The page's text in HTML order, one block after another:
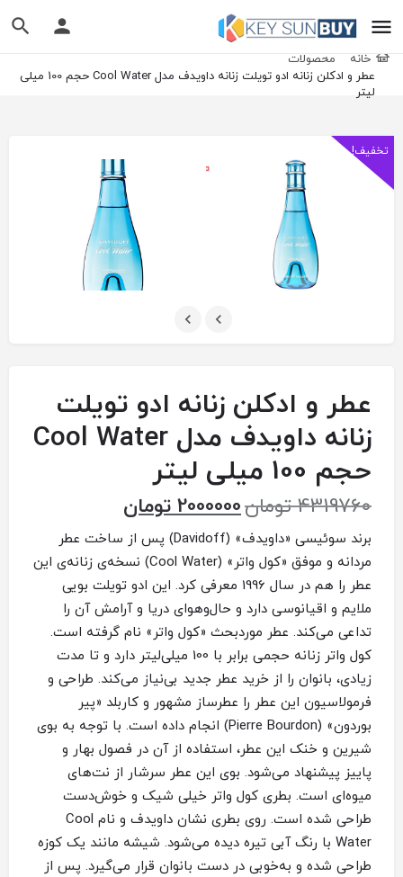
خانه
محصولات
عطر و ادکلن زنانه ادو تویلت زنانه داویدف مدل Cool Water حجم 100 میلی
لیتر
تخفیف!
عطر و ادکلن زنانه ادو تویلت
زنانه داویدف مدل Cool Water
حجم 100 میلی لیتر
4319760 تومان2000000 تومان
برند سوئیسی «داویدف» (Davidoff) پس از ساخت عطر
مردانه و موفق «کول واتر» (Cool Water) نسخه‌ی زنانه‌ی این
عطر را هم در سال 1996 معرفی کرد. این ادو تویلت بویی
ملایم و اقیانوسی دارد و حال‌وهوای دریا و آرامش آن را
تداعی می‌کند. عطر موردبحث «کول واتر» نام گرفته است.
کول واتر زنانه حجمی برابر با 100 میلی‌لیتر دارد و تا مدت
زیادی، بانوان را از خرید عطر جدید بی‌نیاز می‌کند. طراحی و
فرمولاسیون این عطر را عطرساز مشهور و کاربلد «پیر
بوردون» (Pierre Bourdon) انجام داده است. با توجه به بوی
شیرین و خنک این عطر، استفاده از آن در فصول بهار و
پاییز پیشنهاد می‌شود. بوی این عطر سرشار از نت‌های
میوه‌ای است. بطری کول واتر خیلی شیک و خوش‌دست
طراحی شده است. روی بطری نشان داویدف و نام Cool
Water با رنگ آبی تیره دیده می‌شود. شیشه مانند یک کوزه
طراحی شده و به‌خوبی در دست بانوان قرار می‌گیرد. پس از